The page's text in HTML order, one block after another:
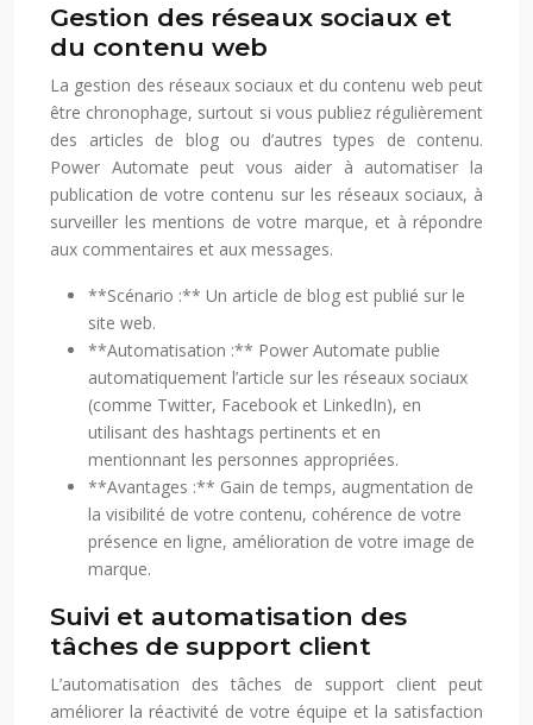
Gestion des réseaux sociaux et
du contenu web
La gestion des réseaux sociaux et du contenu web peut
être chronophage, surtout si vous publiez régulièrement
des articles de blog ou d’autres types de contenu.
Power Automate peut vous aider à automatiser la
publication de votre contenu sur les réseaux sociaux, à
surveiller les mentions de votre marque, et à répondre
aux commentaires et aux messages.
**Scénario :** Un article de blog est publié sur le
site web.
**Automatisation :** Power Automate publie
automatiquement l’article sur les réseaux sociaux
(comme Twitter, Facebook et LinkedIn), en
utilisant des hashtags pertinents et en
mentionnant les personnes appropriées.
**Avantages :** Gain de temps, augmentation de
la visibilité de votre contenu, cohérence de votre
présence en ligne, amélioration de votre image de
marque.
Suivi et automatisation des
tâches de support client
L’automatisation des tâches de support client peut
améliorer la réactivité de votre équipe et la satisfaction